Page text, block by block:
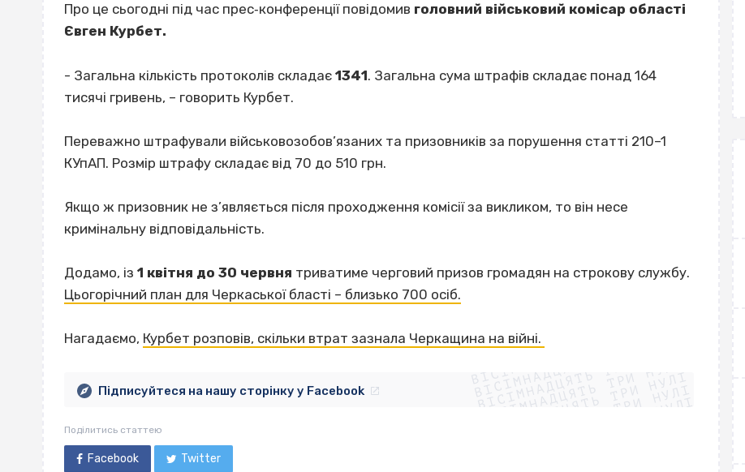
Про це сьогодні під час прес‐конференції повідомив головний військовий комісар області
Євген Курбет.
- Загальна кількість протоколів складає 1341. Загальна сума штрафів складає понад 164
тисячі гривень, – говорить Курбет.
Переважно штрафували військовозобов’язаних та призовників за порушення статті 210–1
КУпАП. Розмір штрафу складає від 70 до 510 грн.
Якщо ж призовник не з’являється після проходження комісії за викликом, то він несе
кримінальну відповідальність.
Додамо, із 1 квітня до 30 червня триватиме черговий призов громадян на строкову службу.
Цьогорічний план для Черкаської бласті – близько 700 осіб.
Нагадаємо, Курбет розповів, скільки втрат зазнала Черкащина на війні.ВІСІМНАДЦЯТЬ ТРИ НУЛІ
ВІСІМНАДЦЯТЬ ТРИ НУЛІ
ВІСІМНАДЦЯТЬ ТРИ НУЛІ
ВІСІМНАДЦЯТЬ ТРИ НУЛІ
ВІСІМНАДЦЯТЬ ТРИ НУЛІ
ВІСІМНАДЦЯТЬ ТРИ НУЛІ
ВІСІМНАДЦЯТЬ ТРИ НУЛІ
Підписуйтеся на нашу сторінку у Facebook
Поділитись статтею
Facebook Twitter